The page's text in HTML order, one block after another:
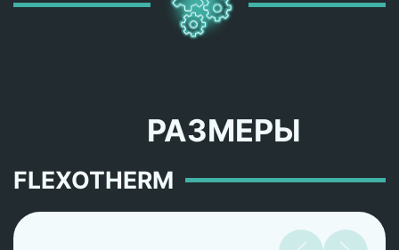
РАЗМЕРЫ
FLEXOTHERM